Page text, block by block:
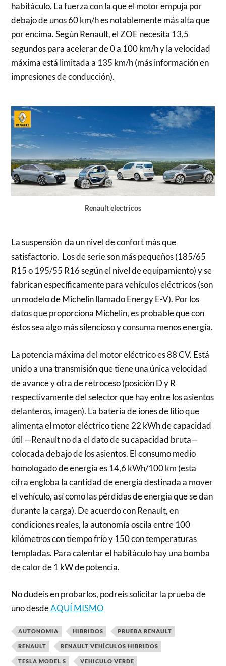
habitáculo. La fuerza con la que el motor empuja por
debajo de unos 60 km/h es notablemente más alta que
por encima. Según Renault, el ZOE necesita 13,5
segundos para acelerar de 0 a 100 km/h y la velocidad
máxima está limitada a 135 km/h (más información en
impresiones de conducción).
Renault electricos
La suspensión da un nivel de confort más que
satisfactorio. Los de serie son más pequeños (185/65
R15 o 195/55 R16 según el nivel de equipamiento) y se
fabrican específicamente para vehículos eléctricos (son
un modelo de Michelin llamado Energy E-V). Por los
datos que proporciona Michelin, es probable que con
éstos sea algo más silencioso y consuma menos energía.
La potencia máxima del motor eléctrico es 88 CV. Está
unido a una transmisión que tiene una única velocidad
de avance y otra de retroceso (posición D y R
respectivamente del selector que hay entre los asientos
delanteros, imagen). La batería de iones de litio que
alimenta el motor eléctrico tiene 22 kWh de capacidad
útil —Renault no da el dato de su capacidad bruta—
colocada debajo de los asientos. El consumo medio
homologado de energía es 14,6 kWh/100 km (esta
cifra engloba la cantidad de energía destinada a mover
el vehículo, así como las pérdidas de energía que se dan
durante la carga). De acuerdo con Renault, en
condiciones reales, la autonomía oscila entre 100
kilómetros con tiempo frío y 150 con temperaturas
templadas. Para calentar el habitáculo hay una bomba
de calor de 1 kW de potencia.
No dudeis en probarlos, podreis solicitar la prueba de
uno desdeAQUÍ MISMO
AUTONOMIA HIBRIDOS PRUEBA RENAULT
RENAULT RENAULT VEHÍCULOS HIBRIDOS
TESLA MODEL S VEHICULO VERDE